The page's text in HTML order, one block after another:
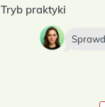
Tryb praktyki